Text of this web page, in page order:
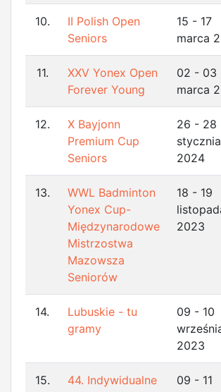
10.
II Polish Open
Seniors
15 - 17
marca
11.
XXV Yonex Open
Forever Young
02 - 03
marca
12.
X Bayjonn
Premium Cup
Seniors
26 - 28
stycznia
2024
13.
WWL Badminton
Yonex Cup-
Międzynarodowe
Mistrzostwa
Mazowsza
Seniorów
18 - 19
2023
14.
Lubuskie - tu
gramy
09 - 10
2023
15.
44. Indywidualne
09 - 11